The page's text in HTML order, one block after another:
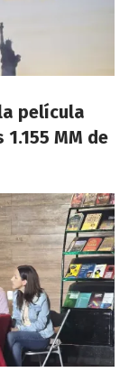
película
MM de